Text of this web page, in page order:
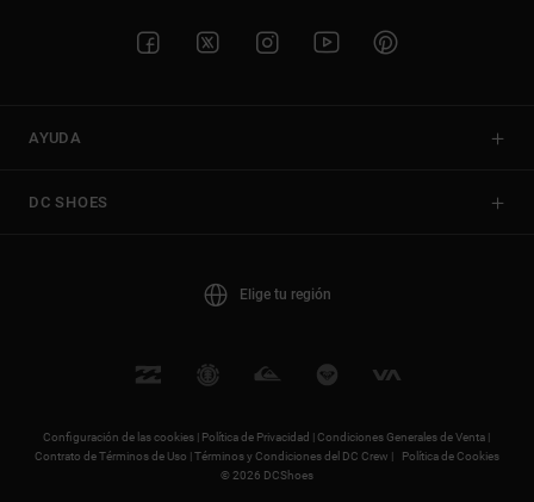
AYUDA
DC SHOES
Elige tu región
Configuración de las cookies | Política de Privacidad |Condiciones Generales de Venta |
Contrato de Términos de Uso |Términos y Condiciones del DC Crew |
Política de Cookies
© 2026 DCShoes